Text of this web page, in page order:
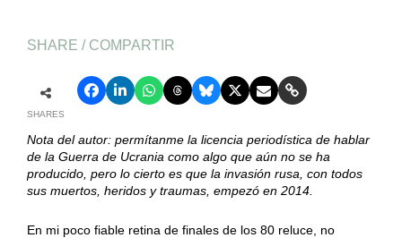
SHARE / COMPARTIR
SHARES
Nota del autor: permítanme la licencia periodística de hablar
de la Guerra de Ucrania como algo que aún no se ha
producido, pero lo cierto es que la invasión rusa, con todos
sus muertos, heridos y traumas, empezó en 2014.
En mi poco fiable retina de finales de los 80 reluce, no